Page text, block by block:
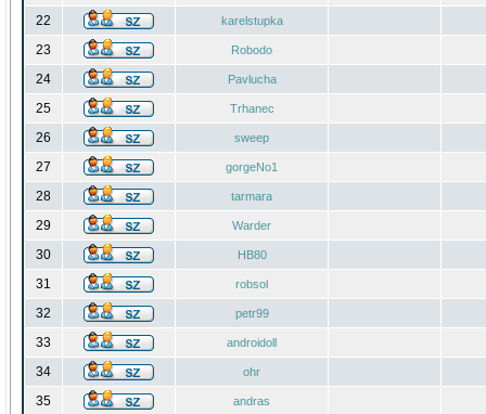
22 karelstupka
23 Robodo
24 Pavlucha
25 Trhanec
26 sweep
27 gorgeNo1
28 tarmara
29 Warder
30 HB80
31 robsol
32 petr99
33 androidoll
34 ohr
35 andras